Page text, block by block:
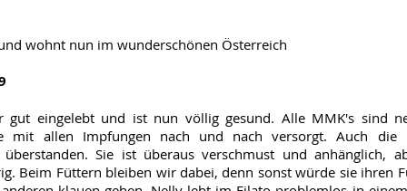
wohnt nun im wunderschönen Österreich
gut eingelebt und ist nun völlig gesund. Alle MMK's sind
mit allen Impfungen nach und nach versorgt. Auch die
überstanden. Sie ist überaus verschmust und anhänglich,
Beim Füttern bleiben wir dabei, denn sonst würde sie ihren